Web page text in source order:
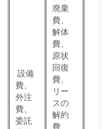
設備
費、
外注
費、
委託
廃棄
費、
解体
費、
原状
回復
費、
リー
スの
解約
費、